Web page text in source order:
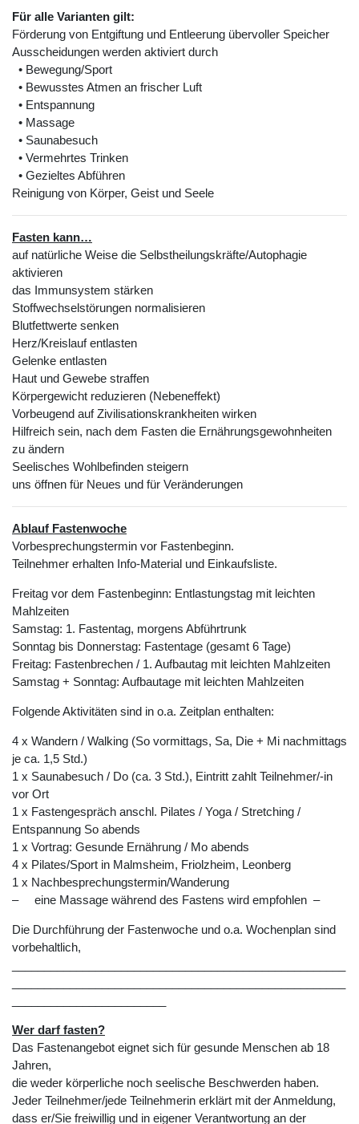
Für alle Varianten gilt:
Förderung von Entgiftung und Entleerung übervoller Speicher
Ausscheidungen werden aktiviert durch
• Bewegung/Sport
• Bewusstes Atmen an frischer Luft
• Entspannung
• Massage
• Saunabesuch
• Vermehrtes Trinken
• Gezieltes Abführen
Reinigung von Körper, Geist und Seele
Fasten kann…
auf natürliche Weise die Selbstheilungskräfte/Autophagie
aktivieren
das Immunsystem stärken
Stoffwechselstörungen normalisieren
Blutfettwerte senken
Herz/Kreislauf entlasten
Gelenke entlasten
Haut und Gewebe straffen
Körpergewicht reduzieren (Nebeneffekt)
Vorbeugend auf Zivilisationskrankheiten wirken
Hilfreich sein, nach dem Fasten die Ernährungsgewohnheiten
zu ändern
Seelisches Wohlbefinden steigern
uns öffnen für Neues und für Veränderungen
Ablauf Fastenwoche
Vorbesprechungstermin vor Fastenbeginn.
Teilnehmer erhalten Info-Material und Einkaufsliste.
Freitag vor dem Fastenbeginn: Entlastungstag mit leichten
Mahlzeiten
Samstag: 1. Fastentag, morgens Abführtrunk
Sonntag bis Donnerstag: Fastentage (gesamt 6 Tage)
Freitag: Fastenbrechen / 1. Aufbautag mit leichten Mahlzeiten
Samstag + Sonntag: Aufbautage mit leichten Mahlzeiten
Folgende Aktivitäten sind in o.a. Zeitplan enthalten:
4 x Wandern / Walking (So vormittags, Sa, Die + Mi nachmittags
je ca. 1,5 Std.)
1 x Saunabesuch / Do (ca. 3 Std.), Eintritt zahlt Teilnehmer/-in
vor Ort
1 x Fastengespräch anschl. Pilates / Yoga / Stretching /
Entspannung So abends
1 x Vortrag: Gesunde Ernährung / Mo abends
4 x Pilates/Sport in Malmsheim, Friolzheim, Leonberg
1 x Nachbesprechungstermin/Wanderung
– eine Massage während des Fastens wird empfohlen –
Die Durchführung der Fastenwoche und o.a. Wochenplan sind
vorbehaltlich,
Wer darf fasten?
Das Fastenangebot eignet sich für gesunde Menschen ab 18
Jahren,
die weder körperliche noch seelische Beschwerden haben.
Jeder Teilnehmer/jede Teilnehmerin erklärt mit der Anmeldung,
dass er/Sie freiwillig und in eigener Verantwortung an der